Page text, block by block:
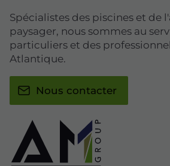
Spécialistes des piscines et de
paysager, nous sommes au
particuliers et des
Atlantique.
Nous contacter